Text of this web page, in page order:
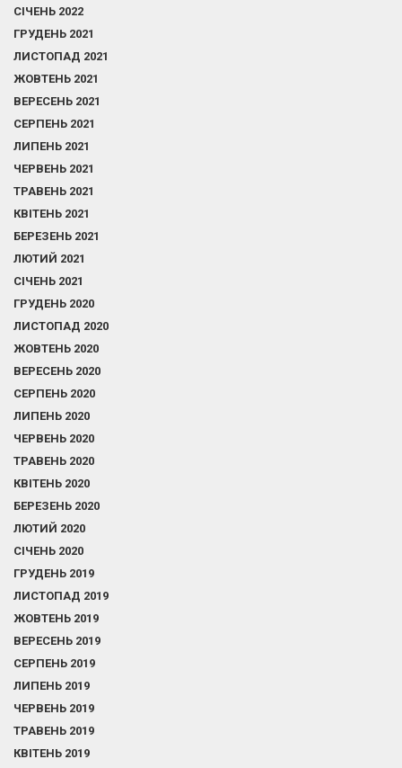
СІЧЕНЬ 2022
ГРУДЕНЬ 2021
ЛИСТОПАД 2021
ЖОВТЕНЬ 2021
ВЕРЕСЕНЬ 2021
СЕРПЕНЬ 2021
ЛИПЕНЬ 2021
ЧЕРВЕНЬ 2021
ТРАВЕНЬ 2021
КВІТЕНЬ 2021
БЕРЕЗЕНЬ 2021
ЛЮТИЙ 2021
СІЧЕНЬ 2021
ГРУДЕНЬ 2020
ЛИСТОПАД 2020
ЖОВТЕНЬ 2020
ВЕРЕСЕНЬ 2020
СЕРПЕНЬ 2020
ЛИПЕНЬ 2020
ЧЕРВЕНЬ 2020
ТРАВЕНЬ 2020
КВІТЕНЬ 2020
БЕРЕЗЕНЬ 2020
ЛЮТИЙ 2020
СІЧЕНЬ 2020
ГРУДЕНЬ 2019
ЛИСТОПАД 2019
ЖОВТЕНЬ 2019
ВЕРЕСЕНЬ 2019
СЕРПЕНЬ 2019
ЛИПЕНЬ 2019
ЧЕРВЕНЬ 2019
ТРАВЕНЬ 2019
КВІТЕНЬ 2019